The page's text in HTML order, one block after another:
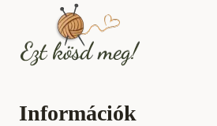
Információk